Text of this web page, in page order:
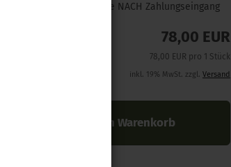
1 Woche NACH Zahlungseingang
78,00 EUR
78,00 EUR pro 1 Stück
inkl. 19% MwSt. zzgl. Versand
In den Warenkorb